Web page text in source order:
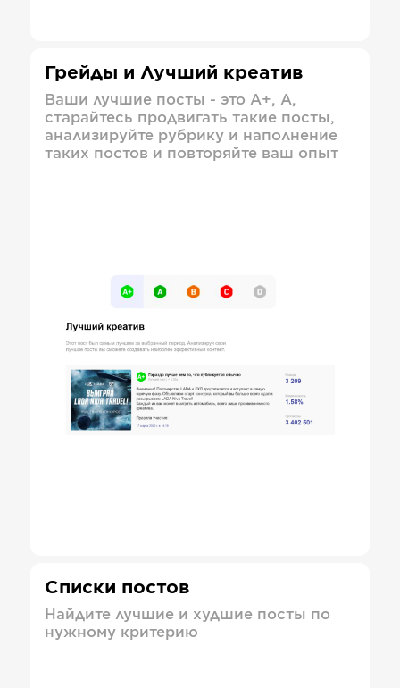
Грейды и Лучший креатив
Ваши лучшие посты - это А+, А,
старайтесь продвигать такие посты,
анализируйте рубрику и наполнение
таких постов и повторяйте ваш опыт
Списки постов
Найдите лучшие и худшие посты по
нужному критерию